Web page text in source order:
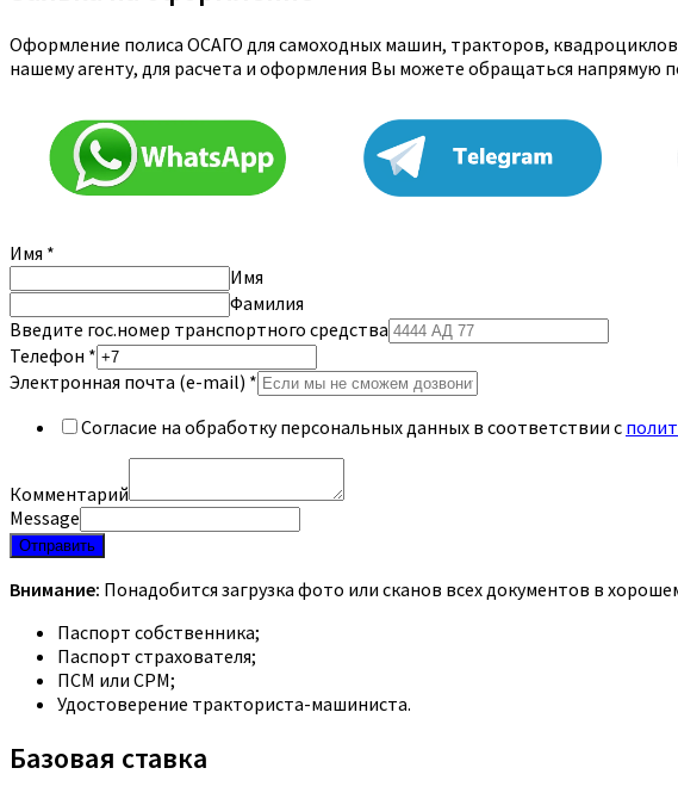
Оформление полиса ОСАГО для самоходных машин, тракторов,
нашему агенту, для расчета и оформления Вы можете обращаться
Имя *
Имя
Фамилия
Введите гос.номер транспортного средства
Телефон *
Электронная почта (e-mail) *
Согласие на обработку персональных данных в соответствии с
Комментарий
Message
Отправить
Внимание: Понадобится загрузка фото или сканов всех документов в
Паспорт собственника;
Паспорт страхователя;
ПСМ или СРМ;
Удостоверение тракториста-машиниста.
Базовая ставка